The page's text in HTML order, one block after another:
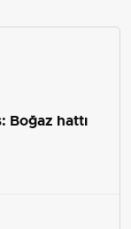
Boğaz hattı